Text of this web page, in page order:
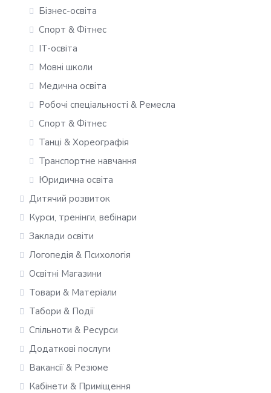
Бізнес-освіта
Спорт & Фітнес
IT-освіта
Мовні школи
Медична освіта
Робочі спеціальності & Ремесла
Спорт & Фітнес
Танці & Хореографія
Транспортне навчання
Юридична освіта
Дитячий розвиток
Курси, тренінги, вебінари
Заклади освіти
Логопедія & Психологія
Освітні Магазини
Товари & Матеріали
Табори & Події
Спільноти & Ресурси
Додаткові послуги
Вакансії & Резюме
Кабінети & Приміщення